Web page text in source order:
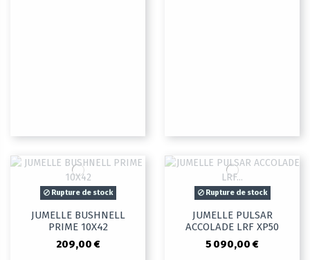
Rupture de stock
JUMELLE BUSHNELL
PRIME 10X42
209,00 €
Rupture de stock
JUMELLE PULSAR
ACCOLADE LRF XP50
5 090,00 €